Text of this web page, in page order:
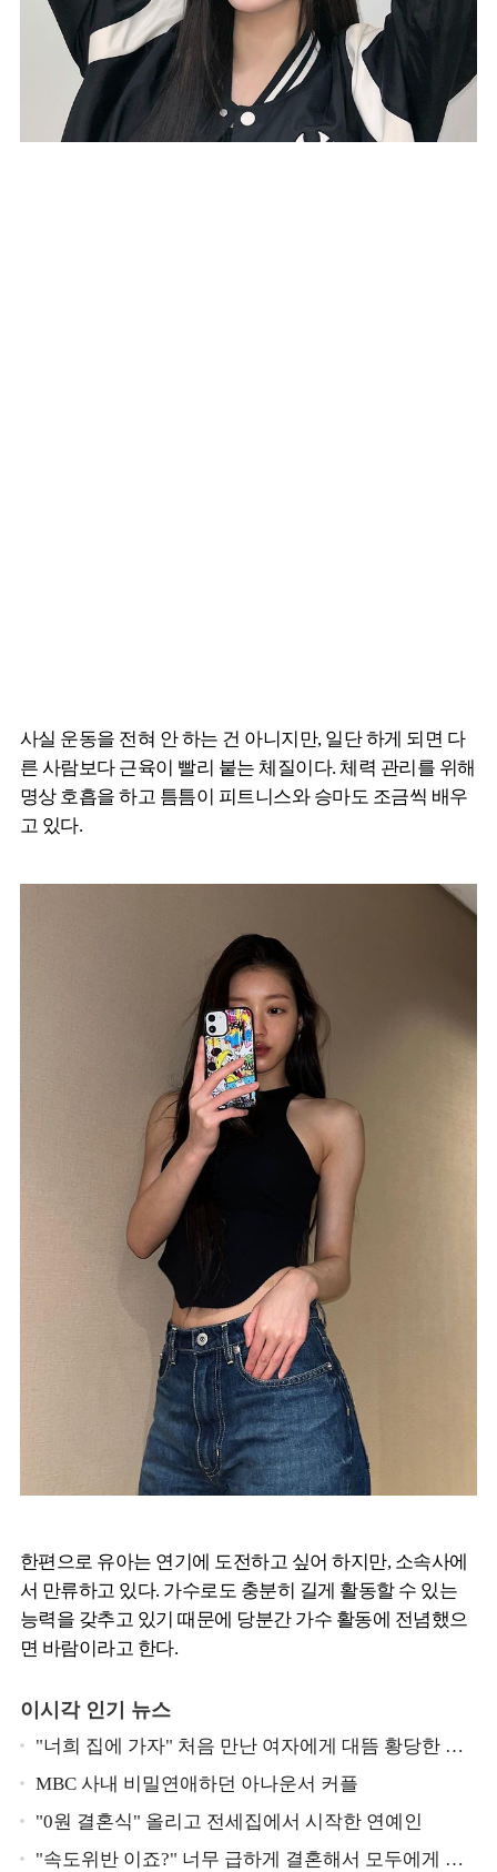
사실 운동을 전혀 안 하는 건 아니지만, 일단 하게 되면 다
른 사람보다 근육이 빨리 붙는 체질이다. 체력 관리를 위해
명상 호흡을 하고 틈틈이 피트니스와 승마도 조금씩 배우
고 있다.
한편으로 유아는 연기에 도전하고 싶어 하지만, 소속사에
서 만류하고 있다. 가수로도 충분히 길게 활동할 수 있는
능력을 갖추고 있기 때문에 당분간 가수 활동에 전념했으
면 바람이라고 한다.
이시각 인기 뉴스
"너희 집에 가자" 처음 만난 여자에게 대뜸 황당한 요
구 했다는 MBC 아나운서
MBC 사내 비밀연애하던 아나운서 커플
"0원 결혼식" 올리고 전세집에서 시작한 연예인
"속도위반 이죠?" 너무 급하게 결혼해서 모두에게 의